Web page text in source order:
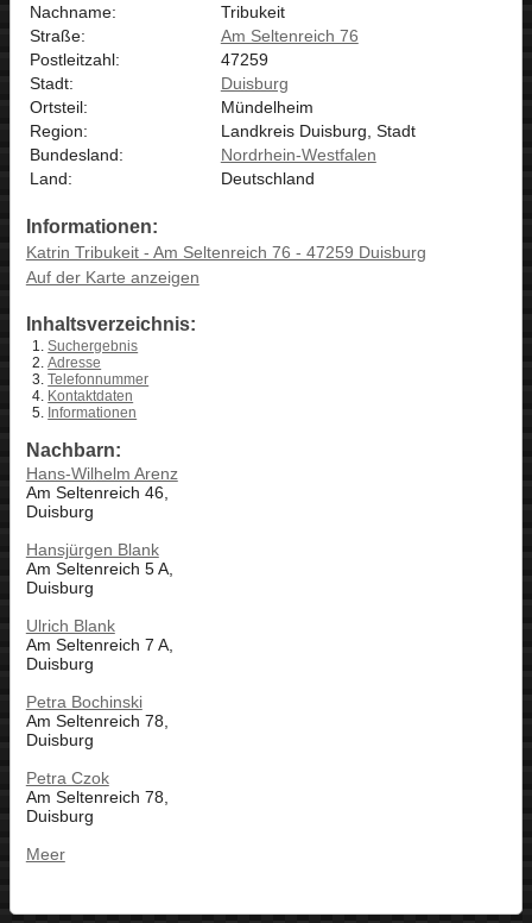
Nachname:
Tribukeit
Straße:
Am Seltenreich 76
Postleitzahl:
47259
Stadt:
Duisburg
Ortsteil:
Mündelheim
Region:
Landkreis Duisburg, Stadt
Bundesland:
Nordrhein-Westfalen
Land:
Deutschland
Informationen:
Katrin Tribukeit - Am Seltenreich 76 - 47259 Duisburg
Auf der Karte anzeigen
Inhaltsverzeichnis:
Suchergebnis
Adresse
Telefonnummer
Kontaktdaten
Informationen
Nachbarn:
Hans-Wilhelm Arenz
Am Seltenreich 46,
Duisburg
Hansjürgen Blank
Am Seltenreich 5 A,
Duisburg
Ulrich Blank
Am Seltenreich 7 A,
Duisburg
Petra Bochinski
Am Seltenreich 78,
Duisburg
Petra Czok
Am Seltenreich 78,
Duisburg
Meer